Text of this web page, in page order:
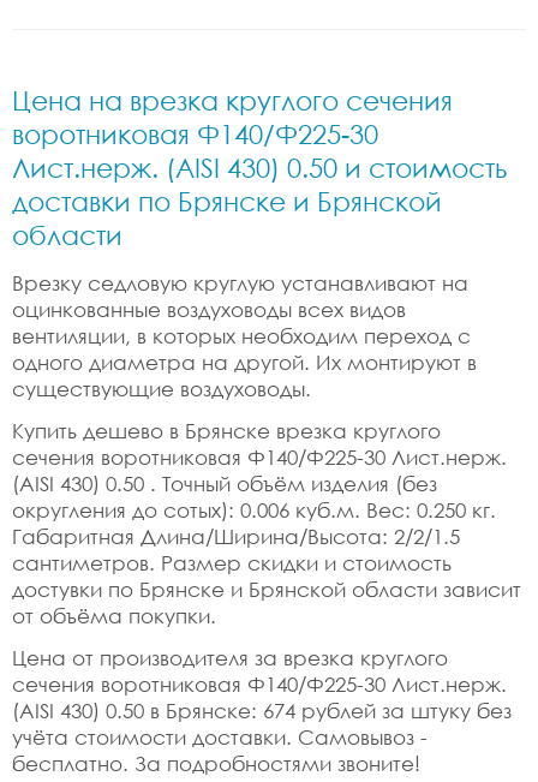
Цена на врезка круглого сечения
воротниковая Ф140/Ф225-30
Лист.нерж. (AISI 430) 0.50 и стоимость
доставки по Брянске и Брянской
области
Врезку седловую круглую устанавливают на
оцинкованные воздуховоды всех видов
вентиляции, в которых необходим переход с
одного диаметра на другой. Их монтируют в
существующие воздуховоды.
Купить дешево в Брянске врезка круглого
сечения воротниковая Ф140/Ф225-30 Лист.нерж.
(AISI 430) 0.50 . Точный объём изделия (без
округления до сотых): 0.006 куб.м. Вес: 0.250 кг.
Габаритная Длина/Ширина/Высота: 2/2/1.5
сантиметров. Размер скидки и стоимость
достувки по Брянске и Брянской области зависит
от объёма покупки.
Цена от производителя за врезка круглого
сечения воротниковая Ф140/Ф225-30 Лист.нерж.
(AISI 430) 0.50 в Брянске: 674 рублей за штуку без
учёта стоимости доставки. Самовывоз -
бесплатно. За подробностями звоните!